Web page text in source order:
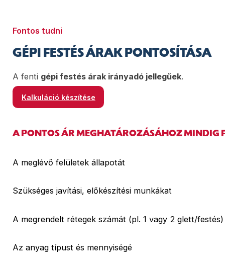
Fontos tudni
GÉPI FESTÉS ÁRAK PONTOSÍTÁSA
A fenti gépi festés árak irányadó jellegűek.
Kalkuláció készítése
A PONTOS ÁR MEGHATÁROZÁSÁHOZ MINDIG
A meglévő felületek állapotát
Szükséges javítási, előkészítési munkákat
A megrendelt rétegek számát (pl. 1 vagy 2 glett/festés)
Az anyag típust és mennyiségé